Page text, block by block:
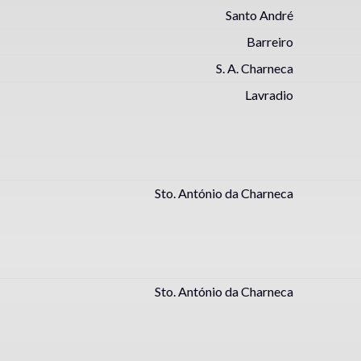
Santo André
Barreiro
S. A. Charneca
Lavradio
Sto. António da Charneca
Sto. António da Charneca